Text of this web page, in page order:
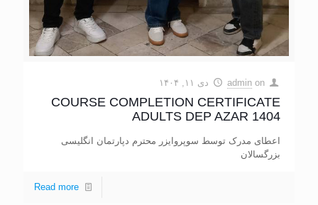
admin on دی ۱۱, ۱۴۰۴
COURSE COMPLETION CERTIFICATE
ADULTS DEP AZAR 1404
اعطای مدرک توسط سوپروایزر محترم دپارتمان انگلیسی
بزرگسالان
Read more